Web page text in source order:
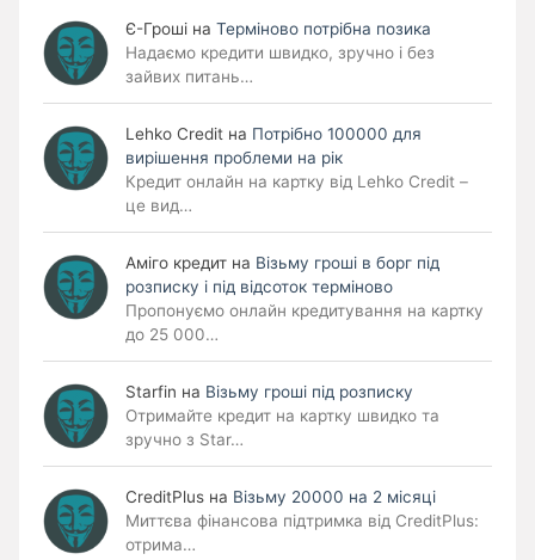
Є-Гроші на Терміново потрібна позика
Надаємо кредити швидко, зручно і без
зайвих питань…
Lehko Сredit на Потрібно 100000 для
вирішення проблеми на рік
Кредит онлайн на картку від Lehko Credit –
це вид…
Аміго кредит на Візьму гроші в борг під
розписку і під відсоток терміново
Пропонуємо онлайн кредитування на картку
до 25 000…
Starfin на Візьму гроші під розписку
Отримайте кредит на картку швидко та
зручно з Star…
CreditPlus на Візьму 20000 на 2 місяці
Миттєва фінансова підтримка від CreditPlus:
отрима…